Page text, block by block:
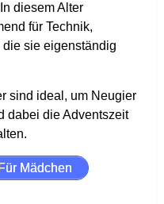
diesem Alter
für Technik,
sie eigenständig
sind ideal, um Neugier
dabei die Adventszeit
Für Mädchen